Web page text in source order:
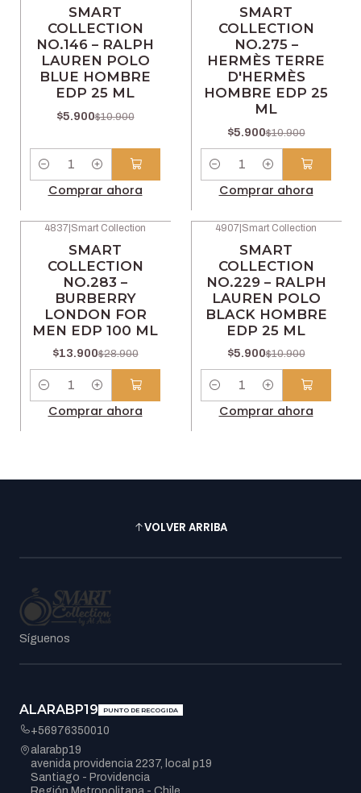
SMART
COLLECTION
NO.146 – RALPH
LAUREN POLO
BLUE HOMBRE
EDP 25 ML
$5.900$10.900
Cantidad
Comprar ahora
SMART
COLLECTION
NO.275 –
HERMÈS TERRE
D'HERMÈS
HOMBRE EDP 25
ML
$5.900$10.900
Cantidad
Comprar ahora
4837|Smart Collection
SMART
COLLECTION
NO.283 –
BURBERRY
LONDON FOR
MEN EDP 100 ML
$13.900$28.900
Cantidad
Comprar ahora
4907|Smart Collection
SMART
COLLECTION
NO.229 – RALPH
LAUREN POLO
BLACK HOMBRE
EDP 25 ML
$5.900$10.900
Cantidad
Comprar ahora
VOLVER ARRIBA
Síguenos
ALARABP19 PUNTO DE RECOGIDA
+56976350010
alarabp19
avenida providencia 2237, local p19
Santiago - Providencia